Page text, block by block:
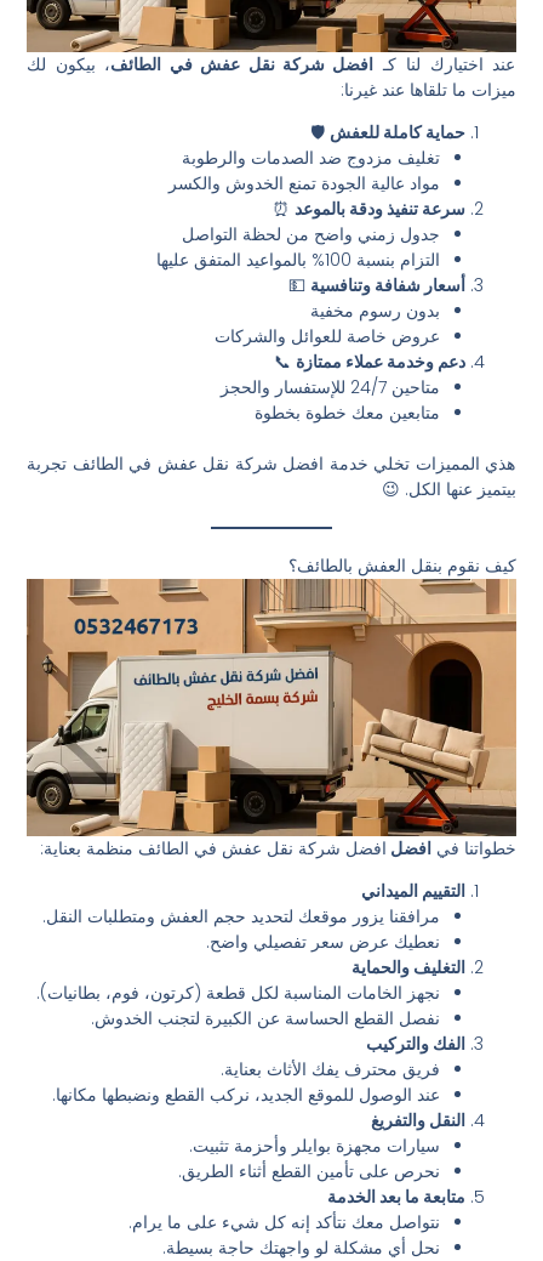
عند اختيارك لنا كـافضل شركة نقل عفش في الطائف، بيكون لك
ميزات ما تلقاها عند غيرنا:
حماية كاملة للعفش🛡️
تغليف مزدوج ضد الصدمات والرطوبة
مواد عالية الجودة تمنع الخدوش والكسر
سرعة تنفيذ ودقة بالموعد⏰
جدول زمني واضح من لحظة التواصل
التزام بنسبة 100% بالمواعيد المتفق عليها
أسعار شفافة وتنافسية💵
بدون رسوم مخفية
عروض خاصة للعوائل والشركات
دعم وخدمة عملاء ممتازة📞
متاحين 24/7 للإستفسار والحجز
متابعين معك خطوة بخطوة
هذي المميزات تخلي خدمة افضل شركة نقل عفش في الطائف تجربة
بيتميز عنها الكل. 😉
كيف نقوم بنقل العفش بالطائف؟
خطواتنا فيافضلافضل شركة نقل عفش في الطائف منظمة بعناية:
التقييم الميداني
مرافقنا يزور موقعك لتحديد حجم العفش ومتطلبات النقل.
نعطيك عرض سعر تفصيلي واضح.
التغليف والحماية
نجهز الخامات المناسبة لكل قطعة (كرتون، فوم، بطانيات).
نفصل القطع الحساسة عن الكبيرة لتجنب الخدوش.
الفك والتركيب
فريق محترف يفك الأثاث بعناية.
عند الوصول للموقع الجديد، نركب القطع ونضبطها مكانها.
النقل والتفريغ
سيارات مجهزة بوايلر وأحزمة تثبيت.
نحرص على تأمين القطع أثناء الطريق.
متابعة ما بعد الخدمة
نتواصل معك نتأكد إنه كل شيء على ما يرام.
نحل أي مشكلة لو واجهتك حاجة بسيطة.